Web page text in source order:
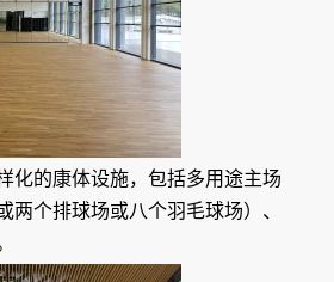
化的康体设施，包括多用途主场
两个排球场或八个羽毛球场）、